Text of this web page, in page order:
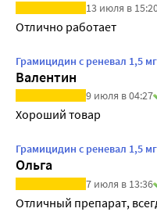
13 июля в
Отлично работает
Грамицидин с реневал 1,5
Валентин
9 июля в 04:27
Хороший товар
Грамицидин с реневал 1,5
Ольга
7 июля в 13:36
Отличный препарат,